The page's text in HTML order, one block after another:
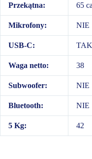
Przekątna: 65
Mikrofony: NIE
USB-C: TAK
Waga netto: 38
Subwoofer: NIE
Bluetooth: NIE
5 Kg: 42